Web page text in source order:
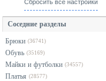
Diesel
DIM
DKNY
Elomi
разноцветный
розовый
серебристый
серый
Сбросить все настройки
Соседние разделы
Брюки (36741)
Обувь (35169)
Майки и футболки (34557)
Платья (28577)